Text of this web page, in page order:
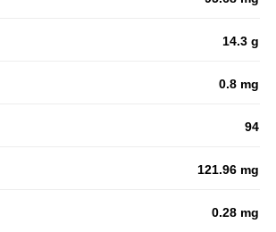
14.3 g
0.8 mg
94
121.96 mg
0.28 mg